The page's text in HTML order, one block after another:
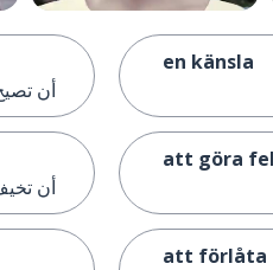
en känsla
att göra fel
att förlåta
أن
أن